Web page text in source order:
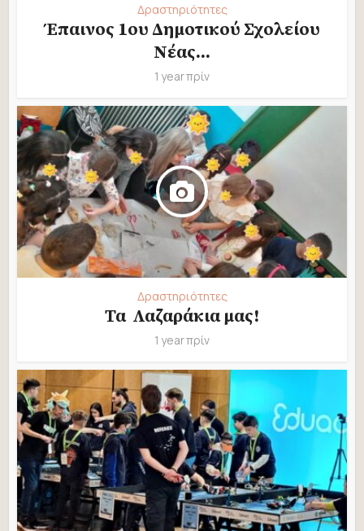
Δραστηριότητες
Έπαινος 1ου Δημοτικού Σχολείου
Νέας...
1 year πρίν
Δραστηριότητες
Τα Λαζαράκια μας!
1 year πρίν